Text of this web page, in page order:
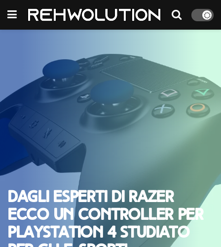
Dagli esperti di Razer
ecco un controller per
PlayStation 4 studiato